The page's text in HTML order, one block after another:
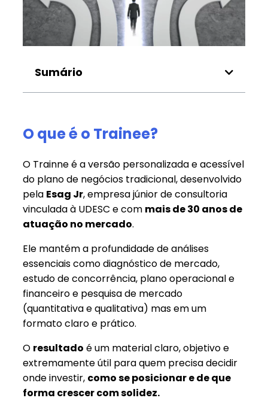
Sumário
O que é o Trainee?
O Trainne é a versão personalizada e acessível
do plano de negócios tradicional, desenvolvido
pela Esag Jr, empresa júnior de consultoria
vinculada à UDESC e com mais de 30 anos de
atuação no mercado.
Ele mantém a profundidade de análises
essenciais como diagnóstico de mercado,
estudo de concorrência, plano operacional e
financeiro e pesquisa de mercado
(quantitativa e qualitativa) mas em um
formato claro e prático.
O resultado é um material claro, objetivo e
extremamente útil para quem precisa decidir
onde investir, como se posicionar e de que
forma crescer com solidez.